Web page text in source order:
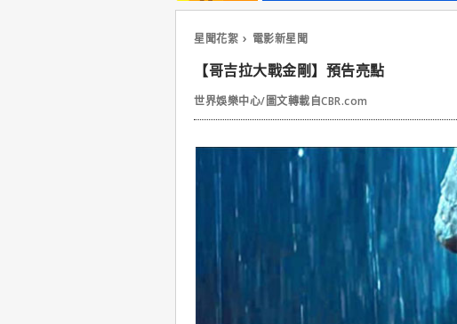
星聞花絮 電影新星聞
【哥吉拉大戰金剛】預告亮點
世界娛樂中心/圖文轉載自CBR.com